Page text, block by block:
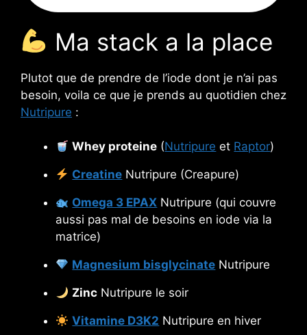
Ma stack a la place
Plutot que de prendre de l’iode dont je n’ai pas
besoin, voila ce que je prends au quotidien chez
Nutripure :
Whey proteine (Nutripure et Raptor)
Creatine Nutripure (Creapure)
Omega 3 EPAX Nutripure (qui couvre
aussi pas mal de besoins en iode via la
matrice)
Magnesium bisglycinate Nutripure
Zinc Nutripure le soir
Vitamine D3K2 Nutripure en hiver